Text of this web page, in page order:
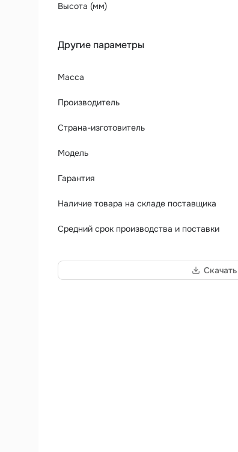
Высота (мм)
Другие параметры
Масса
Производитель
Страна-изготовитель
Модель
Гарантия
Наличие товара на складе поставщика
Средний срок производства и поставки